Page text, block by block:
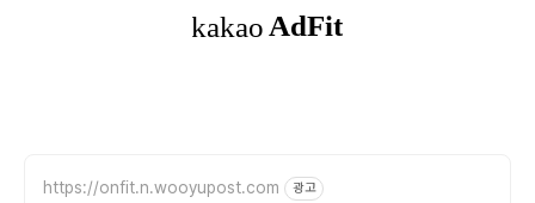
https://onfit.n.wooyupost.com 광고